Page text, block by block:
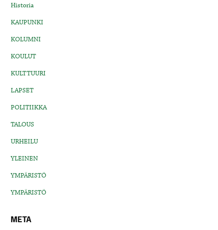
Historia
KAUPUNKI
KOLUMNI
KOULUT
KULTTUURI
LAPSET
POLITIIKKA
TALOUS
URHEILU
YLEINEN
YMPÄRISTÖ
YMPÄRISTÖ
META